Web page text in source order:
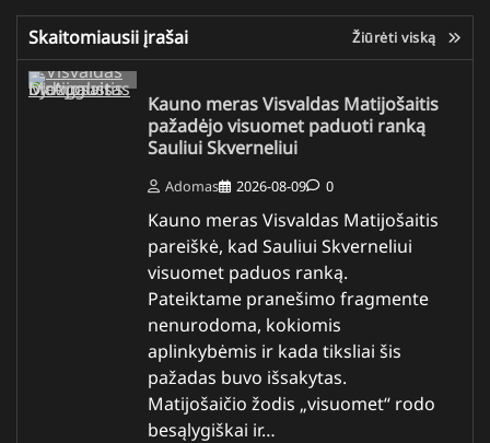
Skaitomiausii įrašai Žiūrėti viską
Kauno meras Visvaldas Matijošaitis
pažadėjo visuomet paduoti ranką
Sauliui Skverneliui
Adomas 2026-08-09 0
Kauno meras Visvaldas Matijošaitis
pareiškė, kad Sauliui Skverneliui
visuomet paduos ranką.
Pateiktame pranešimo fragmente
nenurodoma, kokiomis
aplinkybėmis ir kada tiksliai šis
pažadas buvo išsakytas.
Matijošaičio žodis „visuomet“ rodo
besąlygiškai ir…